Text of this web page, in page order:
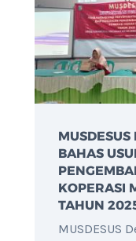
MUSDESUS
BAHAS
KOPERASI
TAHUN
MUSDESUS